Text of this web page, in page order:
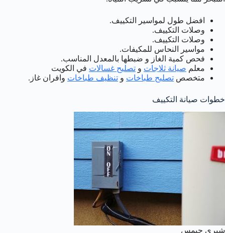
افضل طول لمواسير التكييف.
وصلات التكييف.
وصلات التكييف.
مواسير النحاس للمكيفات.
فحص كمية الغاز و ضبطها بالمعدل المناسب.
معلم صيانة ثلاجات و تصليح غسالات في الكويت
متخصص تصليح طباخات و تنظيف طباخات وافران غاز.
خطوات صيانة التكييف
شيري جيمس